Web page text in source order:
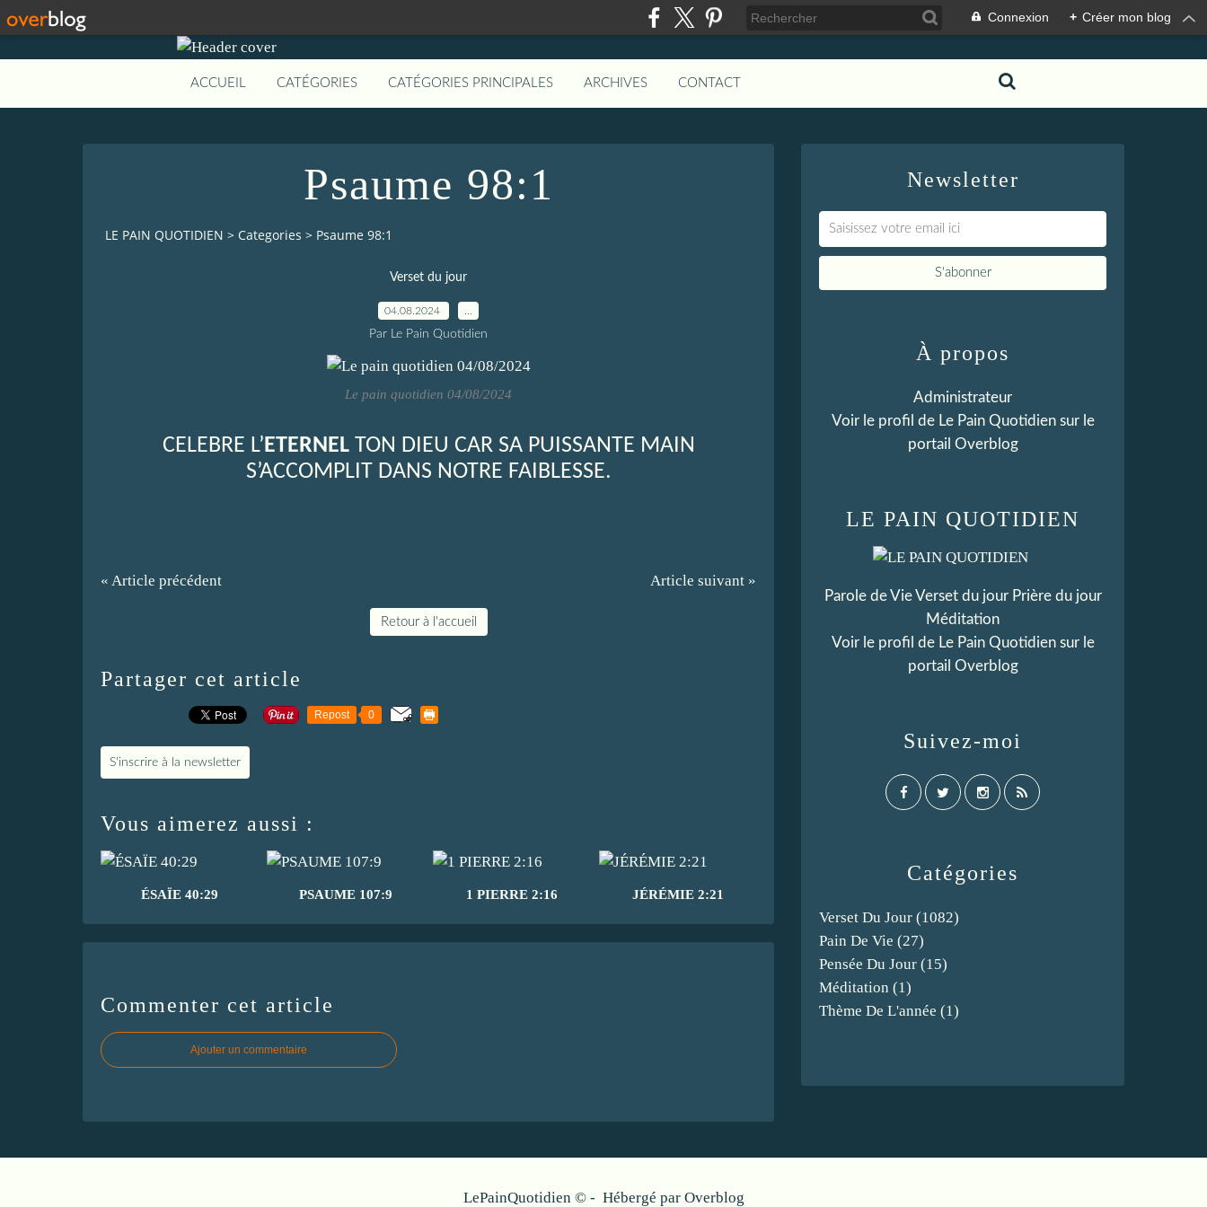
Connexion + Créer mon blog
ACCUEIL CATÉGORIES CATÉGORIES PRINCIPALES ARCHIVES CONTACT
Psaume 98:1
LE PAIN QUOTIDIEN > Categories > Psaume 98:1
Verset du jour
04.08.2024
Par Le Pain Quotidien
Le pain quotidien 04/08/2024
CELEBRE L’ETERNELTON DIEU CAR SA PUISSANTE MAIN
S’ACCOMPLIT DANS NOTRE FAIBLESSE.
« Article précédent Article suivant »
Retour à l'accueil
Partager cet article
Repost 0
S'inscrire à la newsletter
Vous aimerez aussi :
ÉSAÏE 40:29 PSAUME 107:9 1 PIERRE 2:16 JÉRÉMIE 2:21
Commenter cet article
Ajouter un commentaire
Newsletter
Catégories
Verset Du Jour (1082)
Pain De Vie (27)
Pensée Du Jour (15)
Méditation (1)
Thème De L'année (1)
LE PAIN QUOTIDIEN
Parole de Vie Verset du jour Prière du jour
Méditation
Voir le profil de Le Pain Quotidiensur le
portail Overblog
Suivez-moi
À propos
Administrateur
Voir le profil de Le Pain Quotidiensur le
portail Overblog
LePainQuotidien © - Hébergé par Overblog